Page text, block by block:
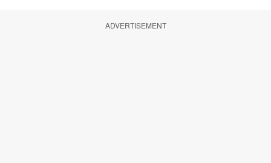
ADVERTISEMENT